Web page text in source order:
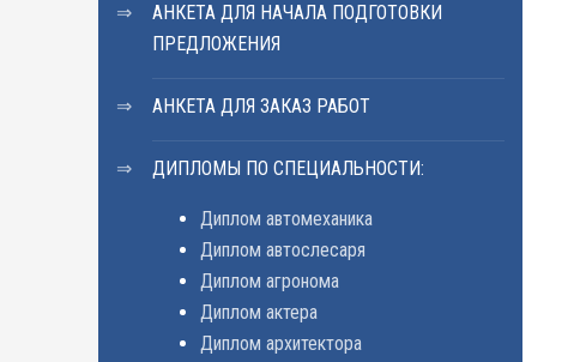
АНКЕТА ДЛЯ НАЧАЛА ПОДГОТОВКИ
ПРЕДЛОЖЕНИЯ
АНКЕТА ДЛЯ ЗАКАЗ РАБОТ
ДИПЛОМЫ ПО СПЕЦИАЛЬНОСТИ:
Диплом автомеханика
Диплом автослесаря
Диплом агронома
Диплом актера
Диплом архитектора